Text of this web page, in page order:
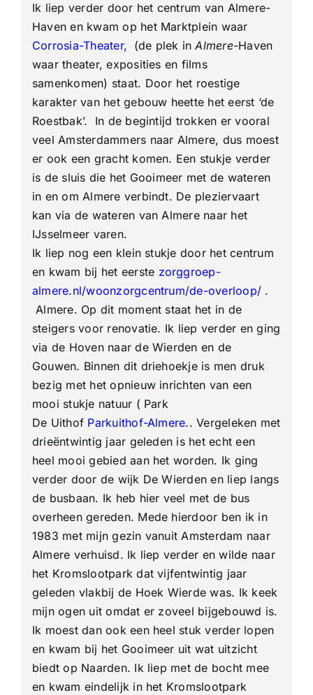
Ik liep verder door het centrum van Almere-
Haven en kwam op het Marktplein waar
Corrosia-Theater, (de plek inAlmere-Haven
waar theater, exposities en films
samenkomen) staat. Door het roestige
karakter van het gebouw heette het eerst ‘de
Roestbak’. In de begintijd trokken er vooral
veel Amsterdammers naar Almere, dus moest
er ook een gracht komen. Een stukje verder
is de sluis die het Gooimeer met de wateren
in en om Almere verbindt. De pleziervaart
kan via de wateren van Almere naar het
IJsselmeer varen.
Ik liep nog een klein stukje door het centrum
en kwam bij het eerste zorggroep-
almere.nl/woonzorgcentrum/de-overloop/ .
Almere. Op dit moment staat het in de
steigers voor renovatie. Ik liep verder en ging
via de Hoven naar de Wierden en de
Gouwen. Binnen dit driehoekje is men druk
bezig met het opnieuw inrichten van een
mooi stukje natuur ( Park
De Uithof Parkuithof-Almere.. Vergeleken met
drieëntwintig jaar geleden is het echt een
heel mooi gebied aan het worden. Ik ging
verder door de wijk De Wierden en liep langs
de busbaan. Ik heb hier veel met de bus
overheen gereden. Mede hierdoor ben ik in
1983 met mijn gezin vanuit Amsterdam naar
Almere verhuisd. Ik liep verder en wilde naar
het Kromslootpark dat vijfentwintig jaar
geleden vlakbij de Hoek Wierde was. Ik keek
mijn ogen uit omdat er zoveel bijgebouwd is.
Ik moest dan ook een heel stuk verder lopen
en kwam bij het Gooimeer uit wat uitzicht
biedt op Naarden. Ik liep met de bocht mee
en kwam eindelijk in het Kromslootpark